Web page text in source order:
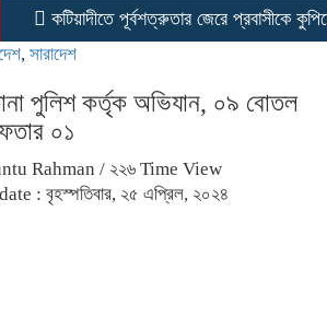
কটিয়াদীতে পূর্বশত্রুতার জেরে প্রবাসীকে
, সারাদেশ
পুলিশ কর্তৃক অভিযান, ০৯ বোতল
০১
Rahman / ২২৬ Time View
: বৃহস্পতিবার, ২৫ এপ্রিল, ২০২৪